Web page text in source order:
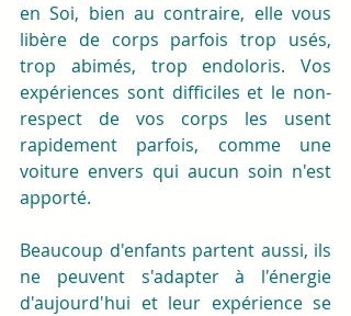
en Soi, bien au contraire, elle vous
libère de corps parfois trop usés,
trop abimés, trop endoloris. Vos
expériences sont difficiles et le non-
respect de vos corps les usent
rapidement parfois, comme une
voiture envers qui aucun soin n'est
apporté.
Beaucoup d'enfants partent aussi, ils
ne peuvent s'adapter à l'énergie
d'aujourd'hui et leur expérience se